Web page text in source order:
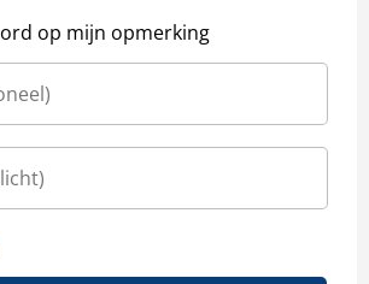
op mijn opmerking